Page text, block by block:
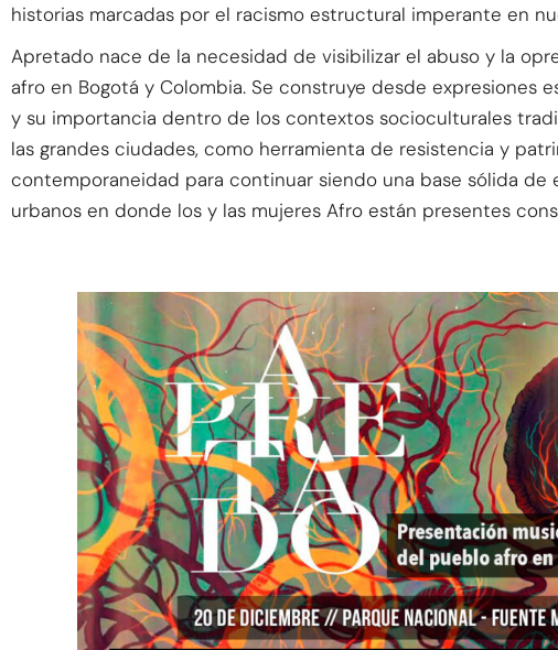
historias marcadas por el racismo estructural imperante en
Apretado nace de la necesidad de visibilizar el abuso y la
afro en Bogotá y Colombia. Se construye desde
y su importancia dentro de los contextos socioculturales
las grandes ciudades, como herramienta de resistencia y
contemporaneidad para continuar siendo una base sólida
urbanos en donde los y las mujeres Afro están presentes